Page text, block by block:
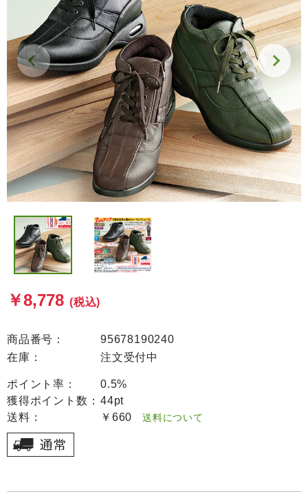
￥8,778 (税込)
商品番号：
95678190240
在庫：
注文受付中
ポイント率：
0.5%
獲得ポイント数： 44pt
送料：
￥660 送料について